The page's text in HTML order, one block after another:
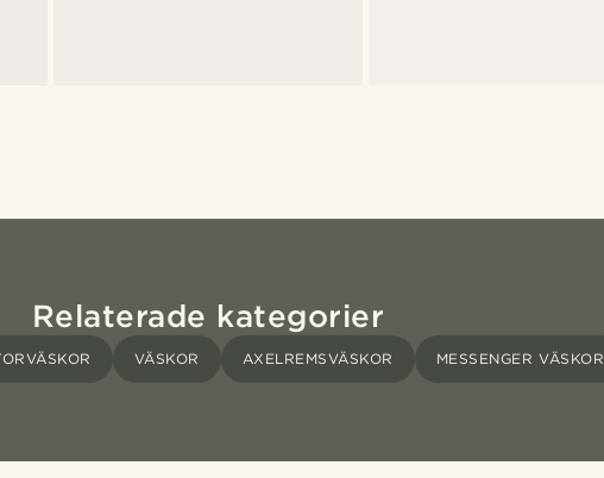
Relaterade kategorier
VÄSKOR AXELREMSVÄSKOR MESSENGER VÄSKOR